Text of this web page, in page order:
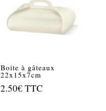
Boite à gâteaux
22x15x7cm
2.50€ TTC